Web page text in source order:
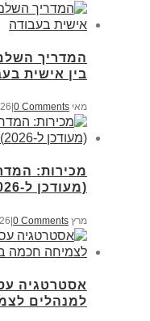
המדריך
בין אישית
מאי 4th, 2026 0 Comments
מכירות:
(מעודכן ל-2026) | משה גרימברג
מרץ 4th, 2026 |0 Comments
למנהלים